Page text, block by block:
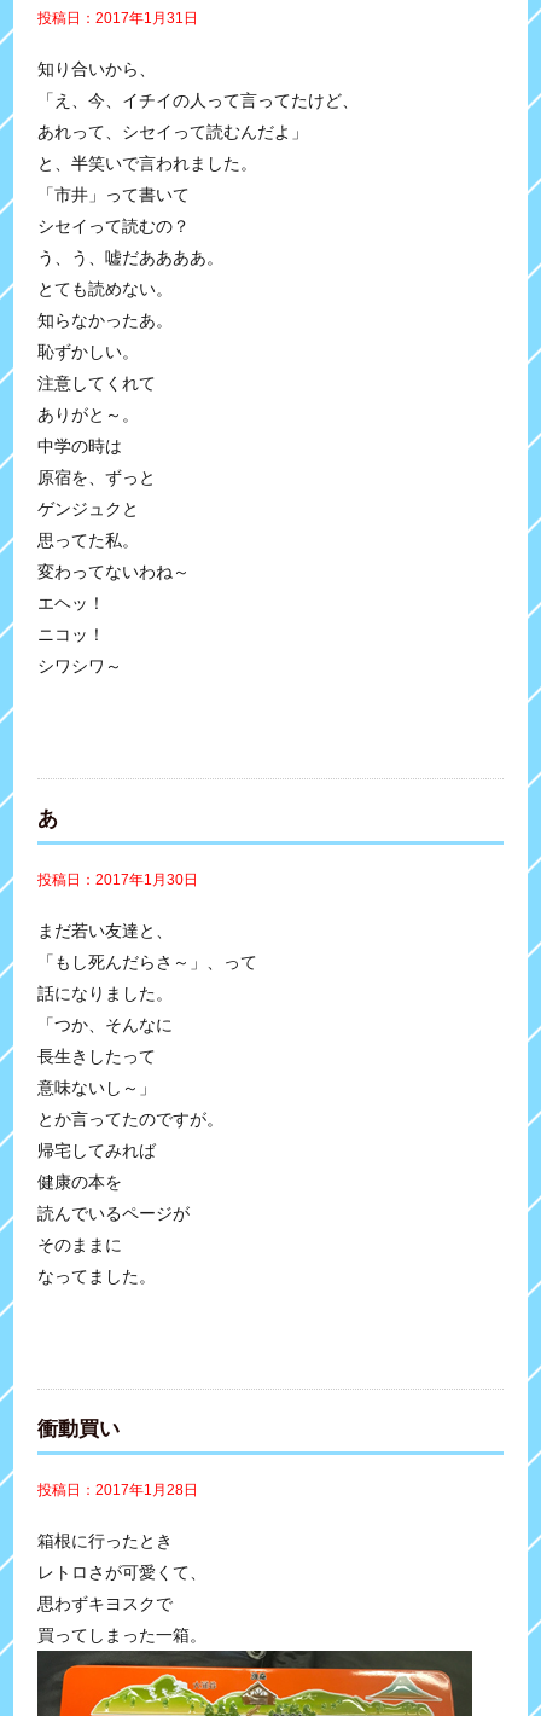
投稿日：2017年1月31日
知り合いから、
「え、今、イチイの人って言ってたけど、
あれって、シセイって読むんだよ」
と、半笑いで言われました。
「市井」って書いて
シセイって読むの？
う、う、嘘だああああ。
とても読めない。
知らなかったあ。
恥ずかしい。
注意してくれて
ありがと～。
中学の時は
原宿を、ずっと
ゲンジュクと
思ってた私。
変わってないわね～
エヘッ！
ニコッ！
シワシワ～
あ
投稿日：2017年1月30日
まだ若い友達と、
「もし死んだらさ～」、って
話になりました。
「つか、そんなに
長生きしたって
意味ないし～」
とか言ってたのですが。
帰宅してみれば
健康の本を
読んでいるページが
そのままに
なってました。
衝動買い
投稿日：2017年1月28日
箱根に行ったとき
レトロさが可愛くて、
思わずキヨスクで
買ってしまった一箱。